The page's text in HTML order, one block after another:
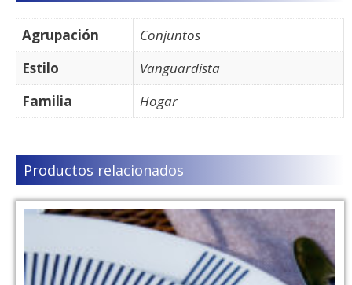
Agrupación
Conjuntos
Estilo
Vanguardista
Familia
Hogar
Productos relacionados